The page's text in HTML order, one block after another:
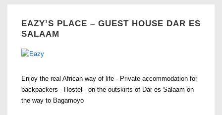
EAZY’S PLACE – GUEST HOUSE DAR ES
SALAAM
Enjoy the real African way of life - Private accommodation for
backpackers - Hostel - on the outskirts of Dar es Salaam on
the way to Bagamoyo